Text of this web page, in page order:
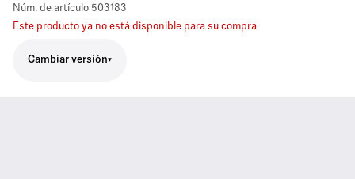
Núm. de artículo 503183
Este producto ya no está disponible para su compra
Cambiar versión